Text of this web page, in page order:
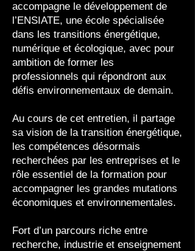
accompagne le développement de
l’ENSIATE, une école spécialisée
dans les transitions énergétique,
numérique et écologique, avec pour
ambition de former les
professionnels qui répondront aux
défis environnementaux de demain.
Au cours de cet entretien, il partage
sa vision de la transition énergétique,
les compétences désormais
recherchées par les entreprises et le
rôle essentiel de la formation pour
accompagner les grandes mutations
économiques et environnementales.
Fort d’un parcours riche entre
recherche, industrie et enseignement